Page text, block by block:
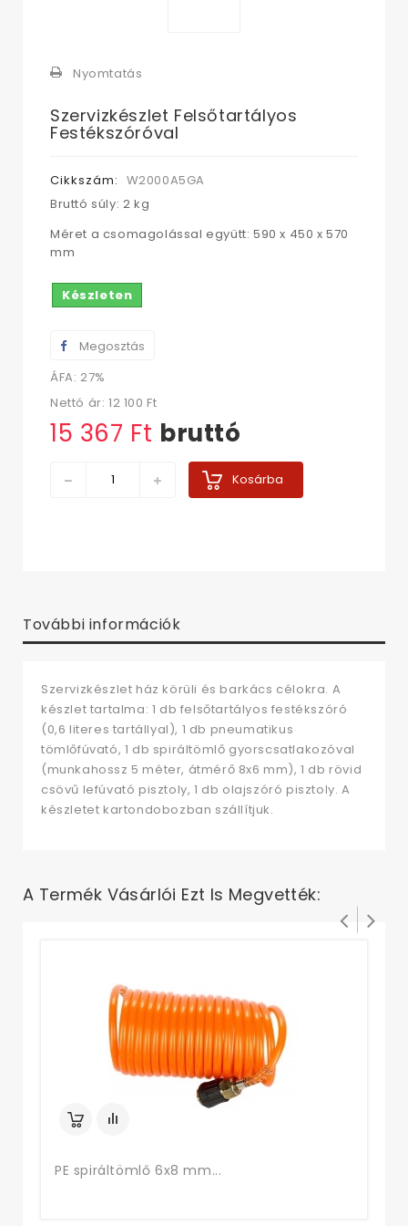
Nyomtatás
Szervizkészlet Felsőtartályos
Festékszóróval
Cikkszám: W2000A5GA
Bruttó súly: 2 kg
Méret a csomagolással együtt: 590 x 450 x 570
mm
Készleten
Megosztás
ÁFA: 27%
Nettó ár: 12 100 Ft‎
15 367 Ft‎ bruttó
Kosárba
További információk
Szervizkészlet ház körüli és barkács célokra. A
készlet tartalma: 1 db felsőtartályos festékszóró
(0,6 literes tartállyal), 1 db pneumatikus
tömlőfúvató, 1 db spiráltömlő gyorscsatlakozóval
(munkahossz 5 méter, átmérő 8x6 mm), 1 db rövid
csövű lefúvató pisztoly, 1 db olajszóró pisztoly. A
készletet kartondobozban szállítjuk.
A Termék Vásárlói Ezt Is Megvették:
PE spiráltömlő 6x8 mm...